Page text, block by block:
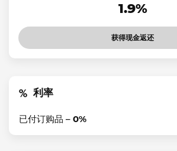
1.9%
获得现金返还
利率
已付订购品 – 0%